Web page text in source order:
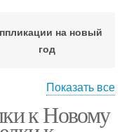
на новый
год
Поделки в садик
Показать все
к Новому